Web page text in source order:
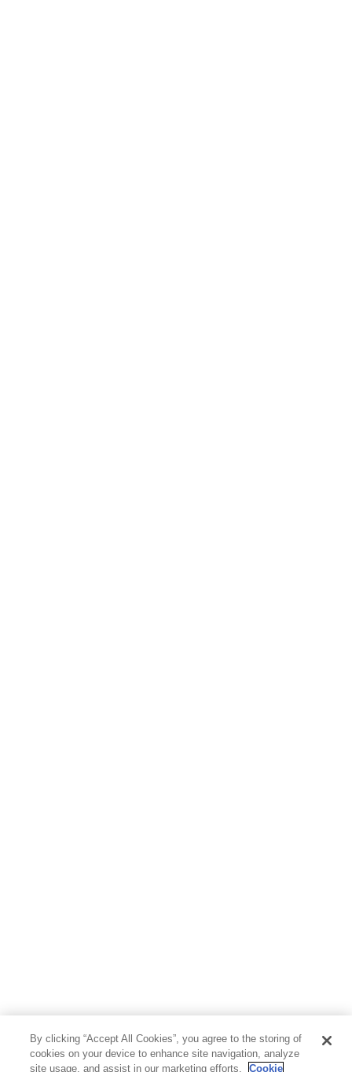
By clicking “Accept All Cookies”, you agree to the storing of
cookies on your device to enhance site navigation, analyze
site usage, and assist in our marketing efforts.
Cookie